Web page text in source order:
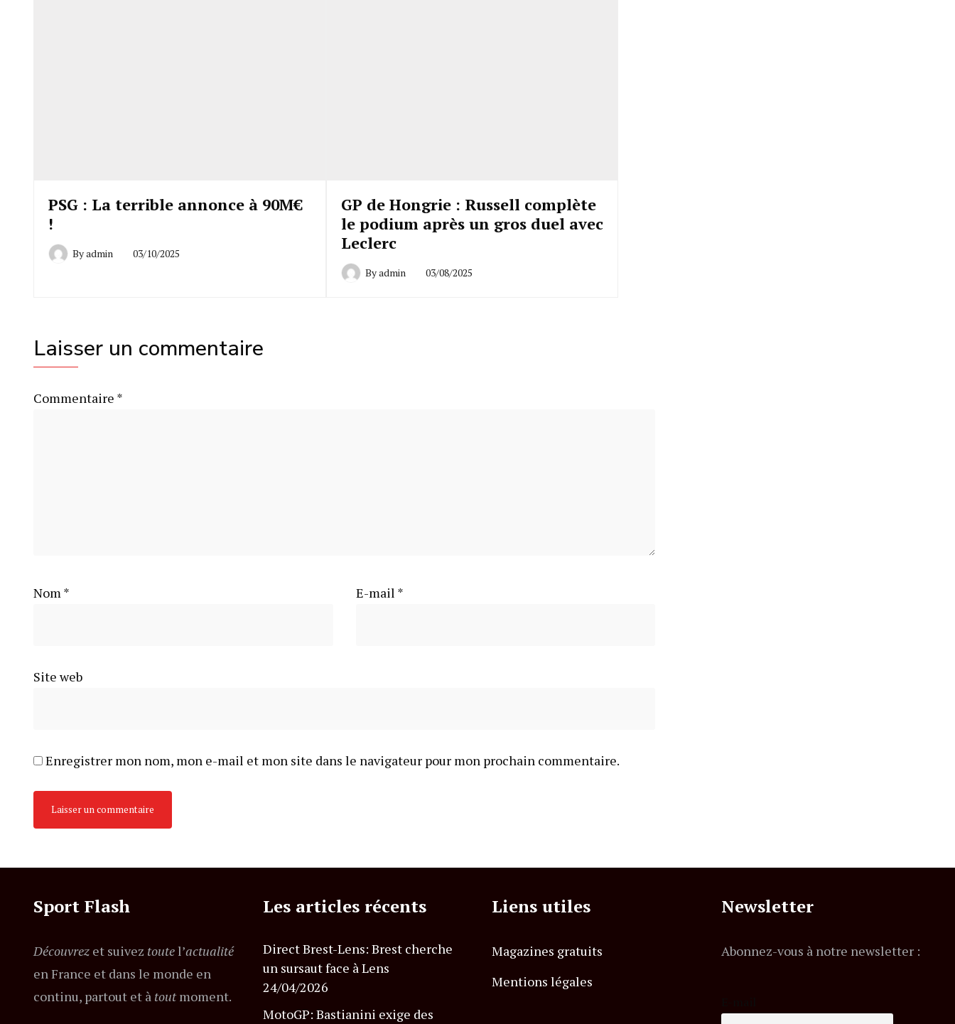
PSG : La terrible annonce à 90M€
!
Byadmin 03/10/2025
GP de Hongrie : Russell complète
le podium après un gros duel avec
Leclerc
Byadmin 03/08/2025
Laisser un commentaire
Commentaire *
Nom* E-mail *
Site web
Enregistrer mon nom, mon e-mail et mon site dans le navigateur pour mon prochain commentaire.
Sport Flash
Découvrez et suivez toutel’actualité
en France et dans le monde en
continu, partout et à toutmoment.
Les articles récents
Direct Brest-Lens: Brest cherche
un sursaut face à Lens
24/04/2026
MotoGP: Bastianini exige des
Liens utiles
Magazines gratuits
Mentions légales
Newsletter
Abonnez-vous à notre newsletter :